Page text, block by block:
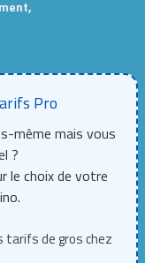
Pro
même mais vous
?
le choix de votre
de gros chez